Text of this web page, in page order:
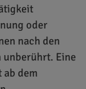
oder
nach den
unberührt. Eine
dem